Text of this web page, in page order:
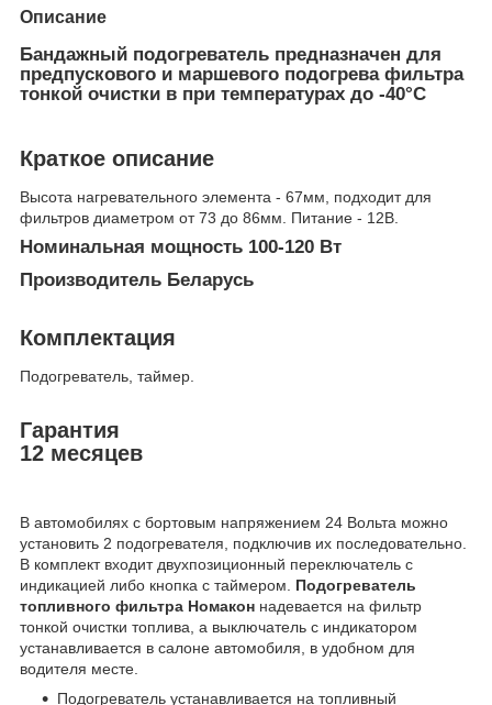
Описание
Бандажный подогреватель предназначен для
предпускового и маршевого подогрева фильтра
тонкой очистки в при температурах до -40°С
Краткое описание
Высота нагревательного элемента - 67мм, подходит для
фильтров диаметром от 73 до 86мм. Питание - 12В.
Номинальная мощность 100-120 Вт
Производитель Беларусь
Комплектация
Подогреватель, таймер.
Гарантия
12 месяцев
В автомобилях с бортовым напряжением 24 Вольта можно
установить 2 подогревателя, подключив их последовательно.
В комплект входит двухпозиционный переключатель с
индикацией либо кнопка с таймером. Подогреватель
топливного фильтра Номакон надевается на фильтр
тонкой очистки топлива, а выключатель с индикатором
устанавливается в салоне автомобиля, в удобном для
водителя месте.
Подогреватель устанавливается на топливный